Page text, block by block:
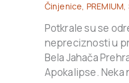
Činjenice, PREMIUM,
Potkrale su se
nepreciznosti u
Bela Jahača
Apokalipse. Neka